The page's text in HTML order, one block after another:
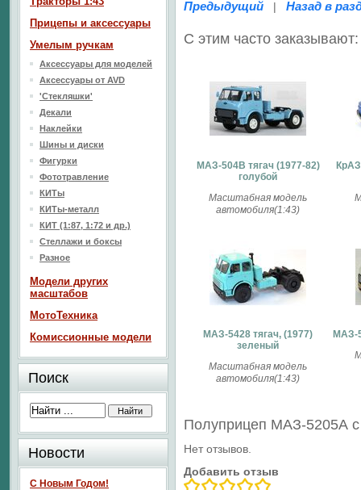
Предыдущий | Назад в
С этим часто заказывают:
МАЗ-504В тягач (1977-82)
голубой
Масштабная модель
автомобиля(1:43)
МАЗ-5428 тягач, (1977)
зеленый
Масштабная модель
автомобиля(1:43)
МАЗ-
Полуприцеп МАЗ-5205А
Нет отзывов.
Добавить отзыв
Прицепы и аксессуары
Умелым ручкам
Аксессуары для моделей
Аксессуары от AVD
'Стекляшки'
Декали
Наклейки
Шины и диски
Фигурки
Фототравление
КИТы
КИТы-металл
КИТ (1:87, 1:72 и др.)
Стеллажи и боксы
Разное
Модели других
масштабов
МотоТехника
Комиссионные модели
Поиск
Новости
С Новым Годом!